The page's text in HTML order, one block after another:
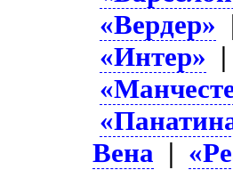
«Вердер»
«Интер» |
Вена |